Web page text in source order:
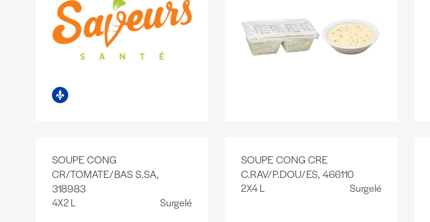
SOUPE CONG
CR/TOMATE/BAS S.SA,
318983
4X2 L Surgelé
SOUPE CONG CRE
C.RAV/P.DOU/ES, 466110
2X4 L Surgelé